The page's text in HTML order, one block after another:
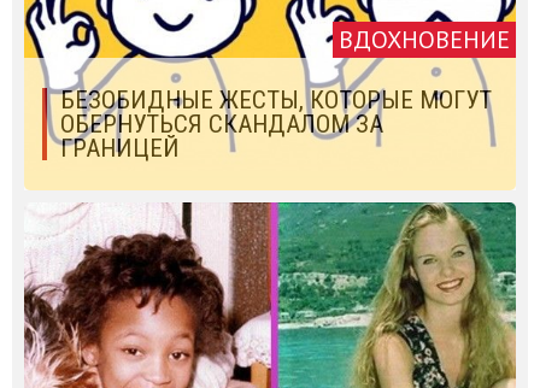
ВДОХНОВЕНИЕ
БЕЗОБИДНЫЕ ЖЕСТЫ, КОТОРЫЕ МОГУТ
ОБЕРНУТЬСЯ СКАНДАЛОМ ЗА
ГРАНИЦЕЙ